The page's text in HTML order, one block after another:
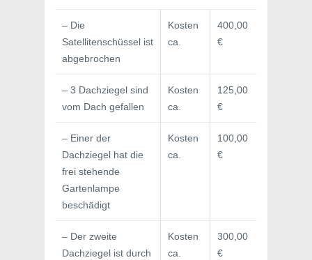
– Die
Satellitenschüssel ist
abgebrochen
Kosten
ca.
400,00
€
– 3 Dachziegel sind
vom Dach gefallen
Kosten
ca.
125,00
€
– Einer der
Dachziegel hat die
frei stehende
Gartenlampe
beschädigt
Kosten
ca.
100,00
€
– Der zweite
Dachziegel ist durch
Kosten
ca.
300,00
€